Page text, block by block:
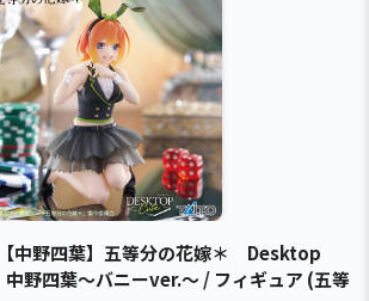
【中野四葉】五等分の花嫁＊ Desktop
野四葉～バニーver.～ / フィギュア (五等